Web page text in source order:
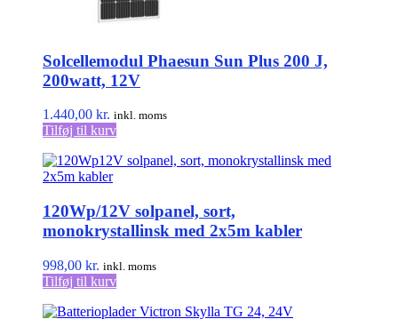
Solcellemodul Phaesun Sun Plus 200 J,
200watt, 12V
1.440,00 kr. inkl. moms
Tilføj til kurv
120Wp/12V solpanel, sort,
monokrystallinsk med 2x5m kabler
998,00 kr. inkl. moms
Tilføj til kurv